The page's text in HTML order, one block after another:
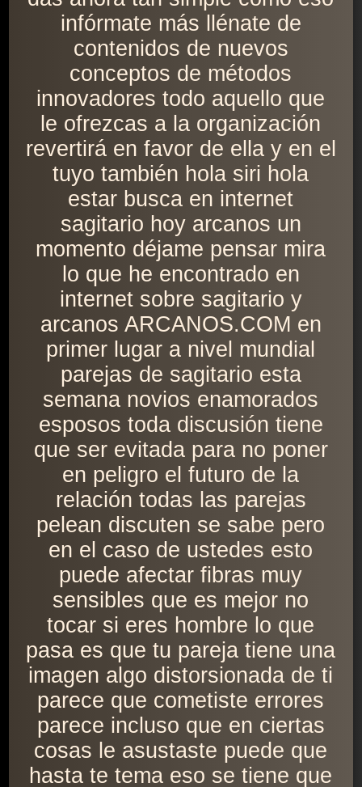
infórmate más llénate de
contenidos de nuevos
conceptos de métodos
innovadores todo aquello que
le ofrezcas a la organización
revertirá en favor de ella y en el
tuyo también hola siri hola
estar busca en internet
sagitario hoy arcanos un
momento déjame pensar mira
lo que he encontrado en
internet sobre sagitario y
arcanos ARCANOS.COM en
primer lugar a nivel mundial
parejas de sagitario esta
semana novios enamorados
esposos toda discusión tiene
que ser evitada para no poner
en peligro el futuro de la
relación todas las parejas
pelean discuten se sabe pero
en el caso de ustedes esto
puede afectar fibras muy
sensibles que es mejor no
tocar si eres hombre lo que
pasa es que tu pareja tiene una
imagen algo distorsionada de ti
parece que cometiste errores
parece incluso que en ciertas
cosas le asustaste puede que
hasta te tema eso se tiene que